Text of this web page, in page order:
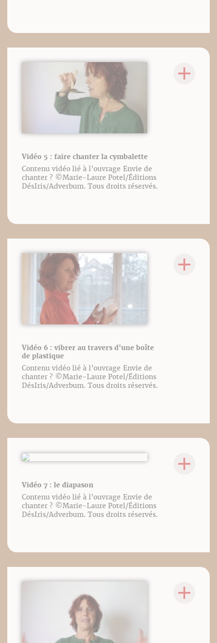
Vidéo 5 : faire chanter la cymbalette
Contenu vidéo lié à l’ouvrage Envie de
chanter ? ©️Marie-Laure Potel/Éditions
DésIris/Adverbum. Tous droits réservés.
Vidéo 6 : vibrer au travers d'une boîte
de plastique
Contenu vidéo lié à l’ouvrage Envie de
chanter ? ©️Marie-Laure Potel/Éditions
DésIris/Adverbum. Tous droits réservés.
Vidéo 7 : le diapason
Contenu vidéo lié à l’ouvrage Envie de
chanter ? ©️Marie-Laure Potel/Éditions
DésIris/Adverbum. Tous droits réservés.